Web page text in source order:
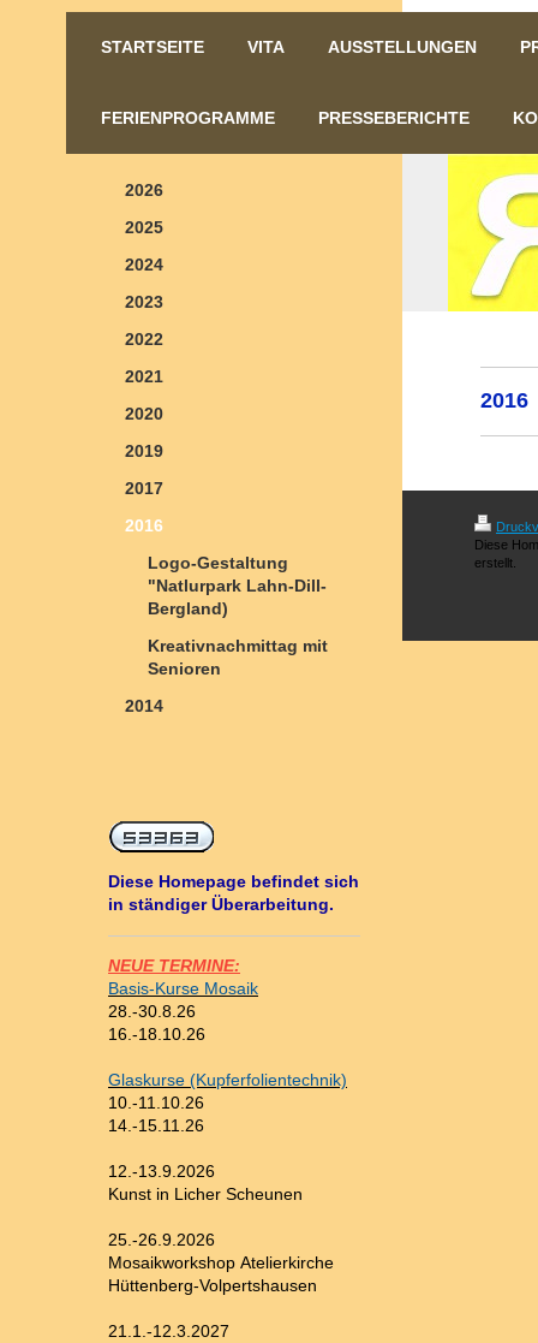
STARTSEITE VITA AUSSTELLUNGEN
FERIENPROGRAMME PRESSEBERICHTE
2026
2025
2024
2023
2022
2021
2020
2019
2017
2016
Logo-Gestaltung
"Natlurpark Lahn-Dill-
Bergland)
Kreativnachmittag mit
Senioren
2014
Diese Homepage befindet sich
in ständiger Überarbeitung.
NEUE TERMINE:
Basis-Kurse Mosaik
28.-30.8.26
16.-18.10.26
Glaskurse (Kupferfolientechnik)
10.-11.10.26
14.-15.11.26
12.-13.9.2026
Kunst in Licher Scheunen
25.-26.9.2026
Mosaikworkshop Atelierkirche
Hüttenberg-Volpertshausen
21.1.-12.3.2027
2016
Diese
erstellt.